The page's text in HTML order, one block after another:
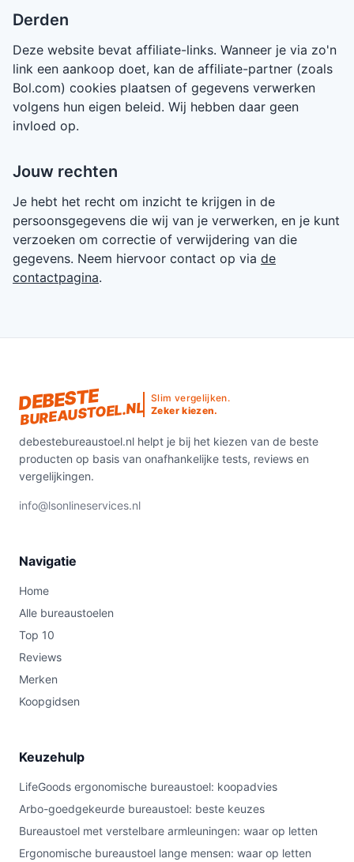
Derden
Deze website bevat affiliate-links. Wanneer je via zo'n
link een aankoop doet, kan de affiliate-partner (zoals
Bol.com) cookies plaatsen of gegevens verwerken
volgens hun eigen beleid. Wij hebben daar geen
invloed op.
Jouw rechten
Je hebt het recht om inzicht te krijgen in de
persoonsgegevens die wij van je verwerken, en je kunt
verzoeken om correctie of verwijdering van die
gegevens. Neem hiervoor contact op via de
contactpagina.
DEBESTE
BUREAUSTOEL.NL
Slim vergelijken.
Zeker kiezen.
debestebureaustoel.nl helpt je bij het kiezen van de beste
producten op basis van onafhankelijke tests, reviews en
vergelijkingen.
info@lsonlineservices.nl
Navigatie
Home
Alle bureaustoelen
Top 10
Reviews
Merken
Koopgidsen
Keuzehulp
LifeGoods ergonomische bureaustoel: koopadvies
Arbo-goedgekeurde bureaustoel: beste keuzes
Bureaustoel met verstelbare armleuningen: waar op letten
Ergonomische bureaustoel lange mensen: waar op letten